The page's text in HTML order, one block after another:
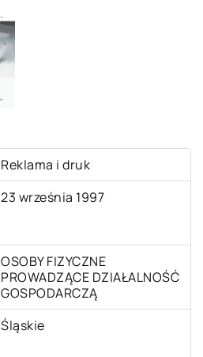
Reklama i druk
23 września 1997
OSOBY FIZYCZNE
PROWADZĄCE DZIAŁALNOŚĆ
GOSPODARCZĄ
Śląskie